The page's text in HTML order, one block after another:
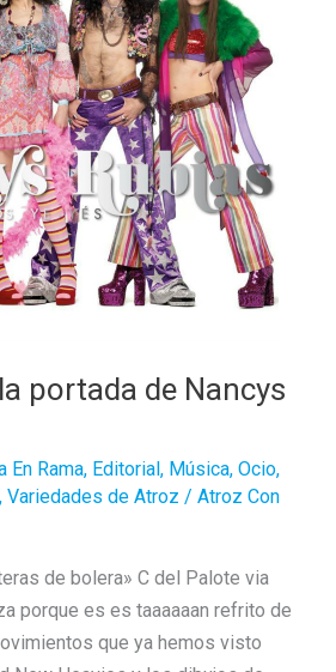
portada de Nancys
En Rama, Editorial , Música, Ocio,
, Variedades de Atroz / Atroz Con
de bolera» C del Palote via
porque es es taaaaaan refrito de
que ya hemos visto